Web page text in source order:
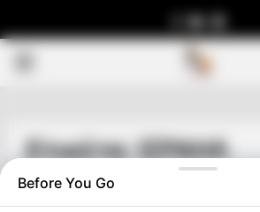
Ετικέτα: ΙΣΡΑΗΛ
Before You Go